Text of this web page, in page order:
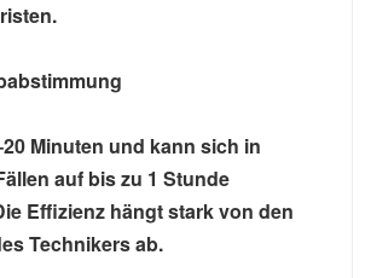
Minuten und kann sich in
auf bis zu 1 Stunde
Effizienz hängt stark von den
Technikers ab.